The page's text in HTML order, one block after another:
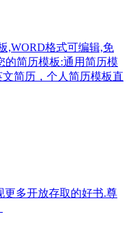
,WORD格式可编辑,免
的简历模板:通用简历模
简历，个人简历模板直
更多开放存取的好书.尊